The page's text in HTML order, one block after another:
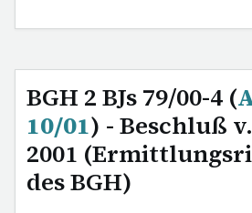
BGH 2 BJs 79/00-4 (
10/01) - Beschluß
2001
des BGH)